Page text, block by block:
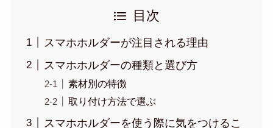
目次
スマホホルダーが注目される理由
スマホホルダーの種類と選び方
素材別の特徴
取り付け方法で選ぶ
スマホホルダーを使う際に気をつけるこ